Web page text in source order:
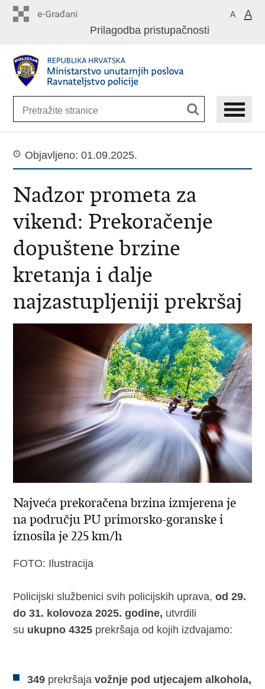
sadržaj
A A
Prilagodba pristupačnosti
Objavljeno: 01.09.2025.
Nadzor prometa za
vikend: Prekoračenje
dopuštene brzine
kretanja i dalje
najzastupljeniji prekršaj
Najveća prekoračena brzina izmjerena je
na području PU primorsko-goranske i
iznosila je 225 km/h
FOTO: Ilustracija
Policijski službenici svih policijskih uprava,od 29.
do 31. kolovoza 2025. godine, utvrdili
su ukupno 4325 prekršaja od kojih izdvajamo:
349 prekršajavožnje pod utjecajem alkohola,